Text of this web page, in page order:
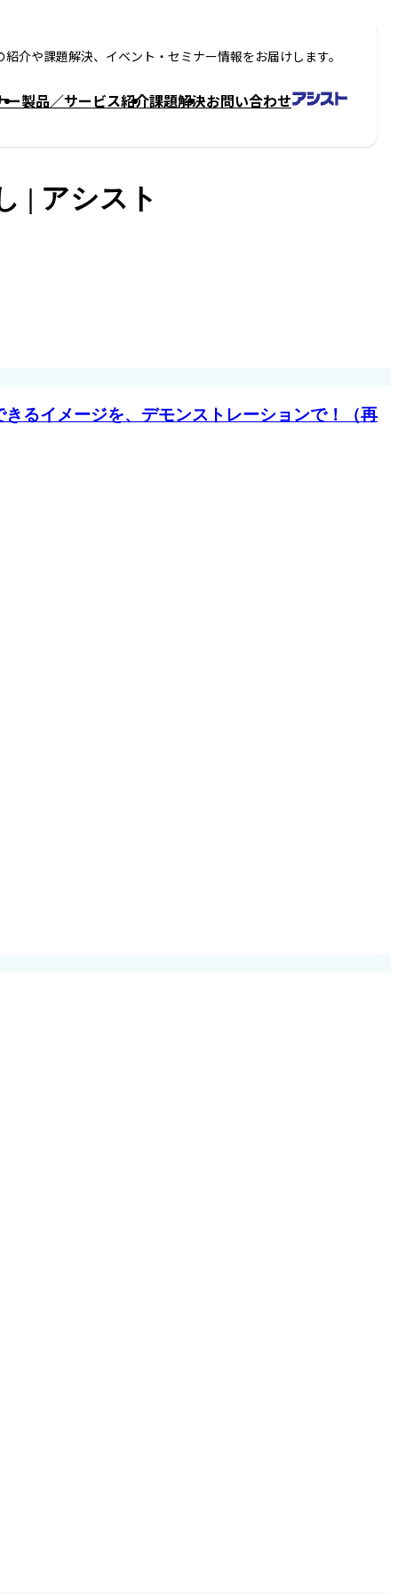
介や課題解決、イベント・セミナー情報をお届けします。
ー製品／サービス紹介課題解決お問い合わせ
| アシスト
るイメージを、デモンストレーションで！（再